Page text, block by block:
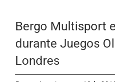
Bergo Multisport
durante Juegos
Londres